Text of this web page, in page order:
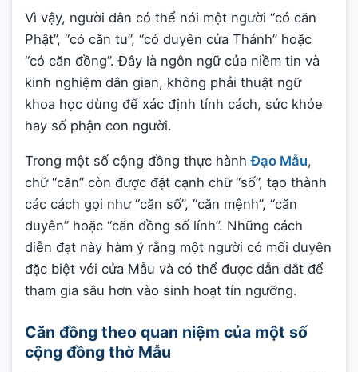
Vì vậy, người dân có thể nói một người “có căn
Phật”, “có căn tu”, “có duyên cửa Thánh” hoặc
“có căn đồng”. Đây là ngôn ngữ của niềm tin và
kinh nghiệm dân gian, không phải thuật ngữ
khoa học dùng để xác định tính cách, sức khỏe
hay số phận con người.
Trong một số cộng đồng thực hànhĐạo Mẫu,
chữ “căn” còn được đặt cạnh chữ “số”, tạo thành
các cách gọi như “căn số”, “căn mệnh”, “căn
duyên” hoặc “căn đồng số lính”. Những cách
diễn đạt này hàm ý rằng một người có mối duyên
đặc biệt với cửa Mẫu và có thể được dẫn dắt để
tham gia sâu hơn vào sinh hoạt tín ngưỡng.
Căn đồng theo quan niệm của một số
cộng đồng thờ Mẫu